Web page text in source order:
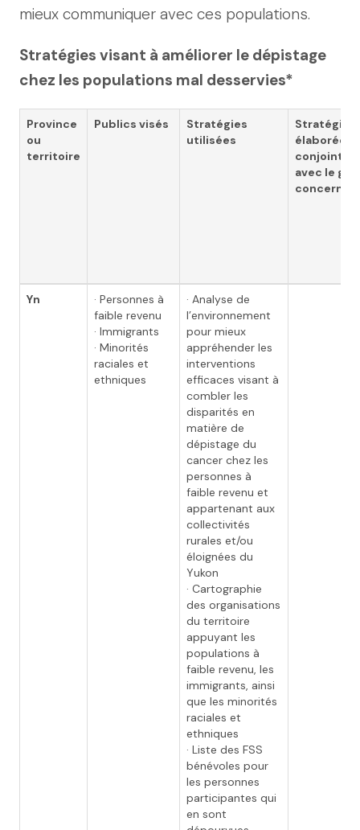
mieux communiquer avec ces populations.
Stratégies visant à améliorer le dépistage
chez les populations mal desservies*
Province
ou
territoire
Publics visés
Stratégies
utilisées
Stratégie
élaborée
avec le
concerné
Yn
· Personnes à
faible revenu
· Immigrants
· Minorités
raciales et
ethniques
· Analyse de
l’environnement
pour mieux
appréhender les
interventions
efficaces visant à
combler les
disparités en
matière de
dépistage du
cancer chez les
personnes à
faible revenu et
appartenant aux
collectivités
rurales et/ou
éloignées du
Yukon
· Cartographie
des organisations
du territoire
appuyant les
populations à
faible revenu, les
immigrants, ainsi
que les minorités
raciales et
ethniques
· Liste des FSS
bénévoles pour
les personnes
participantes qui
en sont